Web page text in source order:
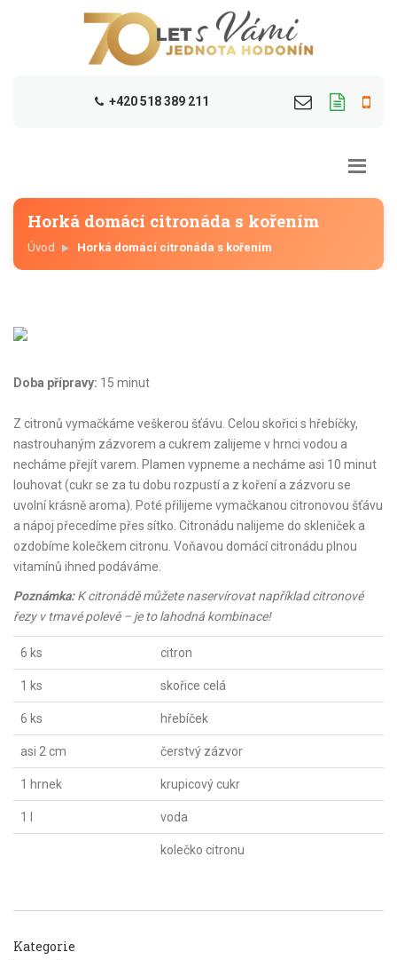
+420 518 389 211
Horká domácí citronáda s kořením
Úvod Horká domácí citronáda s kořením
Doba přípravy: 15 minut
Z citronů vymačkáme veškerou šťávu. Celou skořici s hřebíčky,
nastrouhaným zázvorem a cukrem zalijeme v hrnci vodou a
necháme přejít varem. Plamen vypneme a necháme asi 10 minut
louhovat (cukr se za tu dobu rozpustí a z koření a zázvoru se
uvolní krásně aroma). Poté přilijeme vymačkanou citronovou šťávu
a nápoj přecedíme přes sítko. Citronádu nalijeme do skleniček a
ozdobíme kolečkem citronu. Voňavou domácí citronádu plnou
vitamínů ihned podáváme.
Poznámka:K citronádě můžete naservírovat například citronové
řezy v tmavé polevě – je to lahodná kombinace!
6 ks citron
1 ks skořice celá
6 ks hřebíček
asi 2 cm čerstvý zázvor
1 hrnek krupicový cukr
1 l voda
kolečko citronu
Kategorie